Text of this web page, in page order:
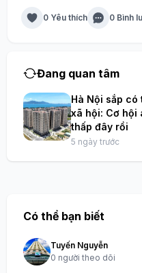
0 Yêu thích 0 Bình
Đang quan tâm
Hà Nội sắp
xã hội: Cơ hội
thấp đây rồi
5 ngày trước
Có thể bạn biết
Tuyến Nguyễn
0 người theo dõi